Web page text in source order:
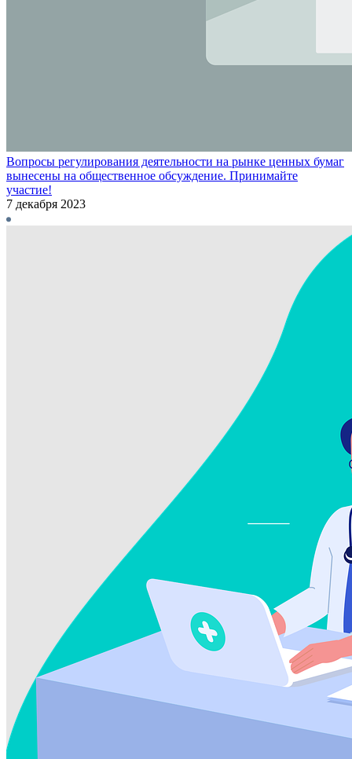
Вопросы регулирования деятельности на рынке ценных бумаг
вынесены на общественное обсуждение. Принимайте
участие!
7 декабря 2023